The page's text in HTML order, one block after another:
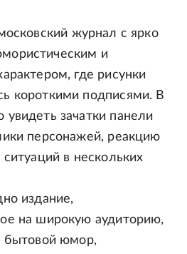
журнал с ярко
и
где рисунки
короткими подписями. В
зачатки панели
персонажей, реакцию
в нескольких
издание,
на широкую аудиторию,
бытовой юмор,